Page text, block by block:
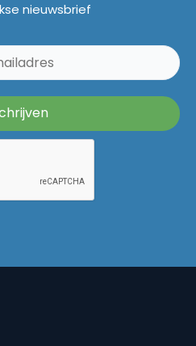
nieuwsbrief